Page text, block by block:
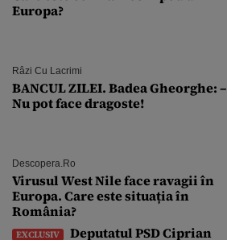
Europa?
Râzi Cu Lacrimi
BANCUL ZILEI. Badea Gheorghe: –
Nu pot face dragoste!
Descopera.ro
Virusul West Nile face ravagii în
Europa. Care este situația în
România?
EXCLUSIV
Deputatul PSD Ciprian